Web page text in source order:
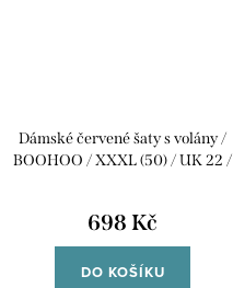
Dámské červené šaty s volány /
BOOHOO / XXXL (50) / UK 22 /
698 Kč
DO KOŠÍKU